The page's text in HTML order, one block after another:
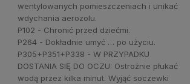
wentylowanych pomieszczeniach i unikać
wdychania aerozolu.
P102 - Chronić przed dziećmi.
P264 - Dokładnie umyć … po użyciu.
P305+P351+P338 - W PRZYPADKU
DOSTANIA SIĘ DO OCZU: Ostrożnie płukać
wodą przez kilka minut. Wyjąć soczewki